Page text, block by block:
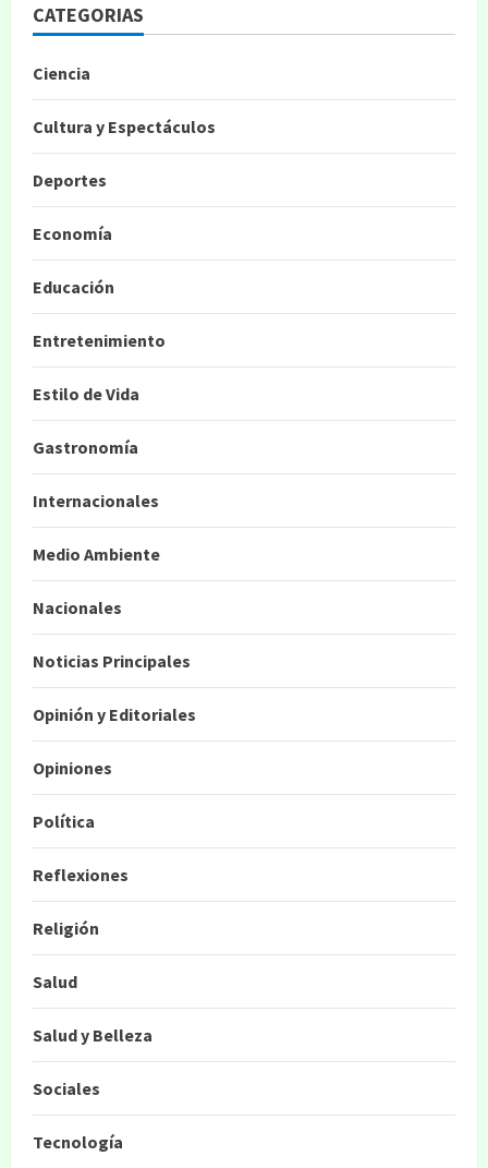
CATEGORIAS
Ciencia
Cultura y Espectáculos
Deportes
Economía
Educación
Entretenimiento
Estilo de Vida
Gastronomía
Internacionales
Medio Ambiente
Nacionales
Noticias Principales
Opinión y Editoriales
Opiniones
Política
Reflexiones
Religión
Salud
Salud y Belleza
Sociales
Tecnología